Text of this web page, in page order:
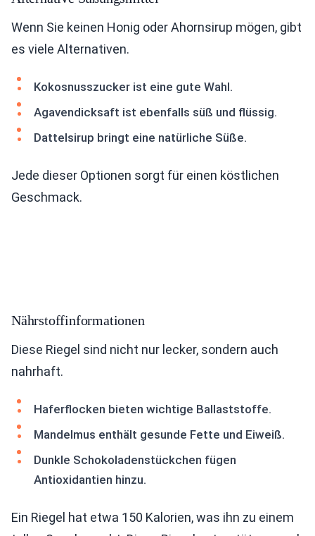
Wenn Sie keinen Honig oder Ahornsirup mögen, gibt
es viele Alternativen.
Kokosnusszucker ist eine gute Wahl.
Agavendicksaft ist ebenfalls süß und flüssig.
Dattelsirup bringt eine natürliche Süße.
Jede dieser Optionen sorgt für einen köstlichen
Geschmack.
Nährstoffinformationen
Diese Riegel sind nicht nur lecker, sondern auch
nahrhaft.
Haferflocken bieten wichtige Ballaststoffe.
Mandelmus enthält gesunde Fette und Eiweiß.
Dunkle Schokoladenstückchen fügen
Antioxidantien hinzu.
Ein Riegel hat etwa 150 Kalorien, was ihn zu einem